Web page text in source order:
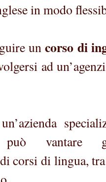
in modo
uncorso di
ad
vantare
corsi di lingua,